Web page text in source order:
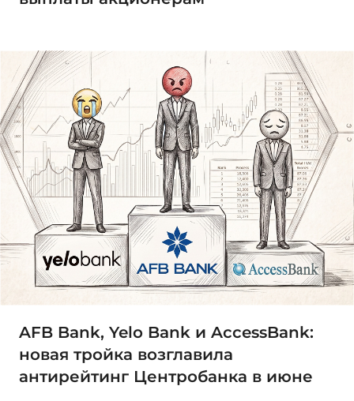
AFB Bank, Yelo Bank и AccessBank:
новая тройка возглавила
антирейтинг Центробанка в июне